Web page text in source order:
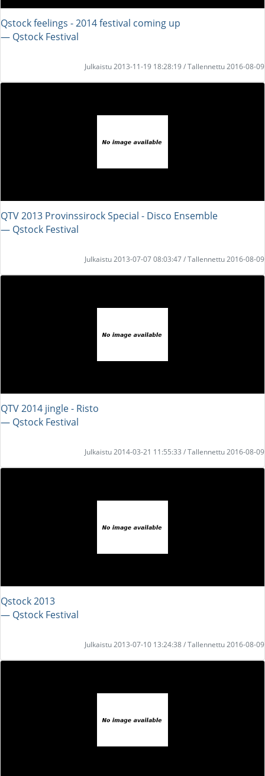
Qstock feelings - 2014 festival coming up
― Qstock Festival
Julkaistu 2013-11-19 18:28:19 / Tallennettu 2016-08-09
QTV 2013 Provinssirock Special - Disco Ensemble
― Qstock Festival
Julkaistu 2013-07-07 08:03:47 / Tallennettu 2016-08-09
QTV 2014 jingle - Risto
― Qstock Festival
Julkaistu 2014-03-21 11:55:33 / Tallennettu 2016-08-09
Qstock 2013
― Qstock Festival
Julkaistu 2013-07-10 13:24:38 / Tallennettu 2016-08-09